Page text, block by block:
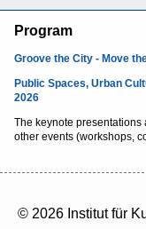
Program
Groove the City - Move
Public Spaces, Urban
2026
The keynote presentations
other events (workshops,
© 2026 Institut für